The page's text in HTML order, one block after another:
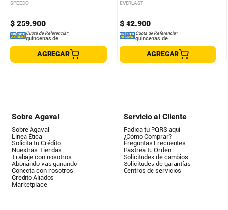
SPEEDO
$ 259.900
Cuota de Referencia*
quincenas de
AGREGAR
EVERLAST
$ 42.900
Cuota de Referencia*
quincenas de
AGREGAR
Sobre Agaval
Sobre Agaval
Línea Ética
Solicita tu Crédito
Nuestras Tiendas
Trabaje con nosotros
Abonando vas ganando
Conecta con nosotros
Crédito Aliados
Marketplace
Servicio al Cliente
Radica tu PQRS aquí
¿Cómo Comprar?
Preguntas Frecuentes
Rastrea tu Orden
Solicitudes de cambios
Solicitudes de garantías
Centros de servicios